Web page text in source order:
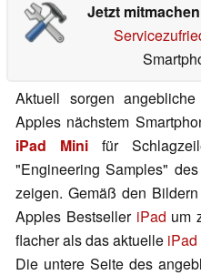
Jetzt
Aktuell sorgen
Apples nächstem
iPad Minifür
"Engineering Samples"
zeigen. Gemäß den
Apples Bestseller iPad um
flacher als das aktuelle iPad
Die untere Seite des